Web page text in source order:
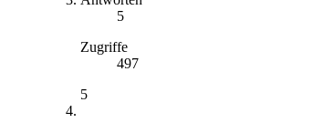
5
Zugriffe
497
5